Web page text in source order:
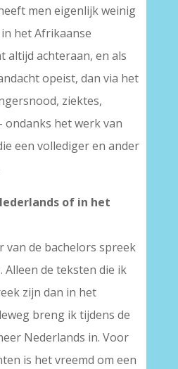
men eigenlijk weinig
het Afrikaanse
altijd achteraan, en als
opeist, dan via het
ziektes,
ondanks het werk van
een vollediger en ander
of in het
van de bachelors spreek
Alleen de teksten die ik
zijn dan in het
breng ik tijdens de
Nederlands in. Voor
is het vreemd om een